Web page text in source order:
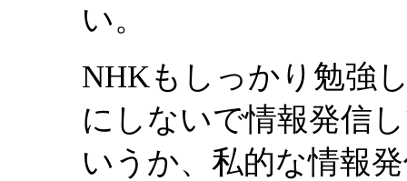
い。
NHKもしっかり勉強
にしないで情報発信
いうか、私的な情報